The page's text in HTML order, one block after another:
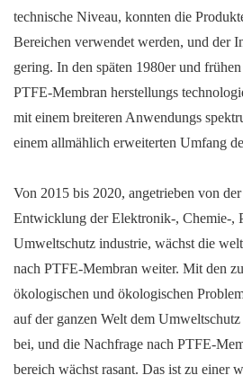
technische Niveau, konnten die
Bereichen verwendet werden, und der
gering. In den späten 1980er und
PTFE-Membran herstellungs
mit einem breiteren Anwendungs
einem allmählich erweiterten Umfang
Von 2015 bis 2020, angetrieben von
Entwicklung der Elektronik-, Chemie-,
Umweltschutz industrie, wächst die
nach PTFE-Membran weiter. Mit den
ökologischen und ökologischen
auf der ganzen Welt dem
bei, und die Nachfrage nach PTFE-
bereich wächst rasant. Das ist zu einer